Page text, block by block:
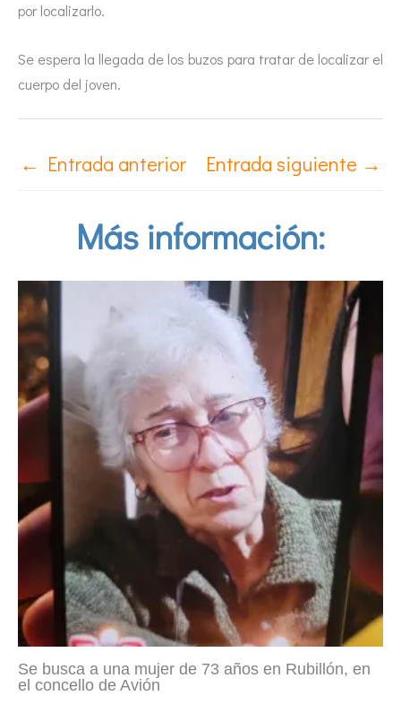
por localizarlo.
Se espera la llegada de los buzos para tratar de localizar el
cuerpo del joven.
← Entrada anterior Entrada siguiente →
Más información:
Se busca a una mujer de 73 años en Rubillón, en
el concello de Avión